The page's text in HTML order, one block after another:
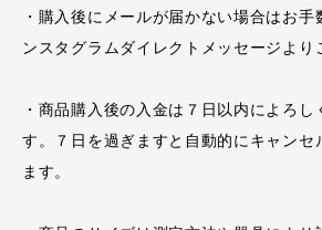
・購入後にメールが届かない場合はお
ンスタグラムダイレクトメッセージより
・商品購入後の入金は７日以内によろし
す。７日を過ぎますと自動的にキャンセ
ます。